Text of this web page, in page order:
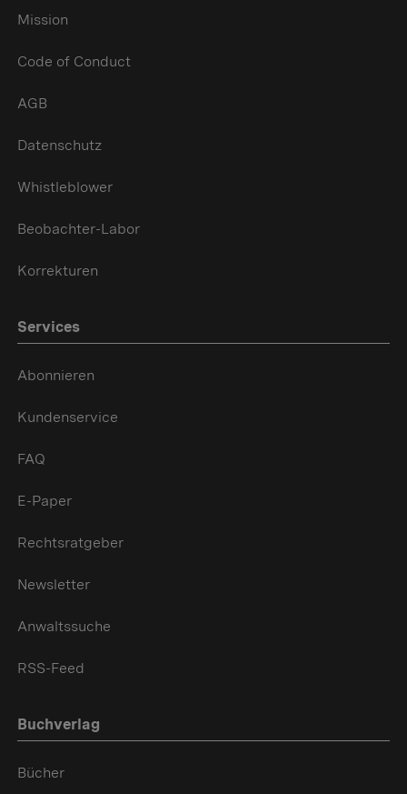
Mission
Code of Conduct
AGB
Datenschutz
Whistleblower
Beobachter-Labor
Korrekturen
Services
Abonnieren
Kundenservice
FAQ
E-Paper
Rechtsratgeber
Newsletter
Anwaltssuche
RSS-Feed
Buchverlag
Bücher